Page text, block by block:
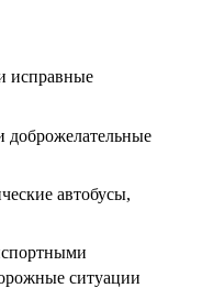
исправные
доброжелательные
автобусы,
ситуации